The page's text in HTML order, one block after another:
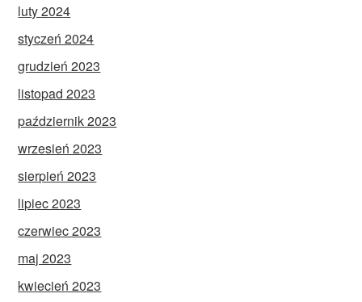
luty 2024
styczeń 2024
grudzień 2023
listopad 2023
październik 2023
wrzesień 2023
sierpień 2023
lipiec 2023
czerwiec 2023
maj 2023
kwiecień 2023